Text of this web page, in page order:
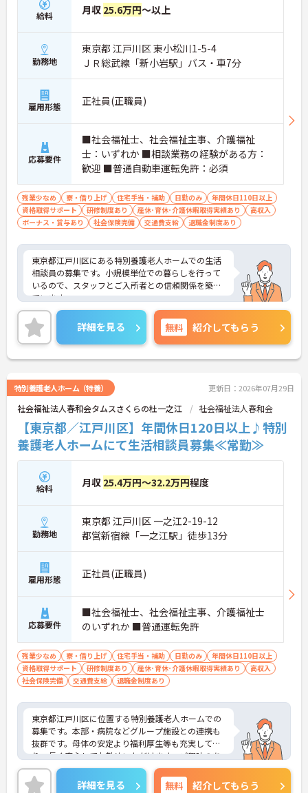
給料 月収 25.6万円～以上
勤務地
東京都 江戸川区 東小松川1-5-4
ＪＲ総武線「新小岩駅」バス・車7分
雇用形態 正社員(正職員)
応募要件
■社会福祉士、社会福祉主事、介護福祉
士：いずれか ■相談業務の経験がある方：
歓迎 ■普通自動車運転免許：必須
残業少なめ 寮・借り上げ 住宅手当・補助 日勤のみ
年間休日110日以上
資格取得サポート
研修制度あり 産休･育休･介護休暇取得実績あり
高収入
ボーナス・賞与あり
社会保険完備 交通費支給 退職金制度あり
東京都江戸川区にある特別養護老人ホームでの生活
相談員の募集です。小規模単位での暮らしを行って
いるので、スタッフとご入所者との信頼関係を築い
ています。
年間休日が115日もあるので、プライベートとのメ
リハリをつけた働き方ができます。また、マイカー
通勤が可能なので、通勤が苦になりません。
ご興味のある方には、面接対策ポイントなど、さら
に詳細をお話しいたしますのでお気軽にご相談くだ
詳細を見る 無料 紹介してもらう
特別養護老人ホーム（特養） 更新日：2026年07月29日
社会福祉法人春和会タムスさくらの杜一之江 社会福祉法人春和会
【東京都／江戸川区】年間休日120日以上♪特別
養護老人ホームにて生活相談員募集≪常勤≫
給料 月収 25.4万円～32.2万円程度
勤務地
東京都 江戸川区 一之江2-19-12
都営新宿線「一之江駅」徒歩13分
雇用形態 正社員(正職員)
応募要件
■社会福祉士、社会福祉主事、介護福祉士
のいずれか ■普通運転免許
残業少なめ 寮・借り上げ 住宅手当・補助 日勤のみ
年間休日110日以上
資格取得サポート
研修制度あり 産休･育休･介護休暇取得実績あり
高収入
社会保険完備
交通費支給 退職金制度あり
東京都江戸川区に位置する特別養護老人ホームでの
募集です。本部・病院などグループ施設との連携も
抜群です。母体の安定より福利厚生等も充実してお
り、長く安心してお勤めいただけます。ご興味のあ
る方には、面接対策ポイントなど、さらに詳細をお
話しいたしますので、お気軽にご相談ください。
詳細を見る 無料 紹介してもらう